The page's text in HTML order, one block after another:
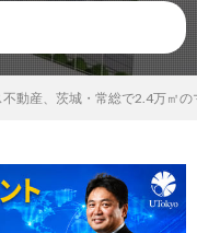
不動産、茨城・常総で2.4万㎡